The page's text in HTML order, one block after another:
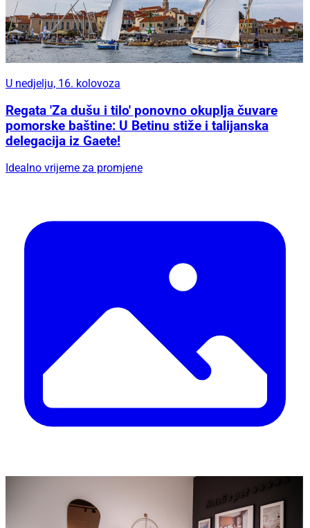
U nedjelju, 16. kolovoza
Regata 'Za dušu i tilo' ponovno okuplja čuvare
pomorske baštine: U Betinu stiže i talijanska
delegacija iz Gaete!
Idealno vrijeme za promjene